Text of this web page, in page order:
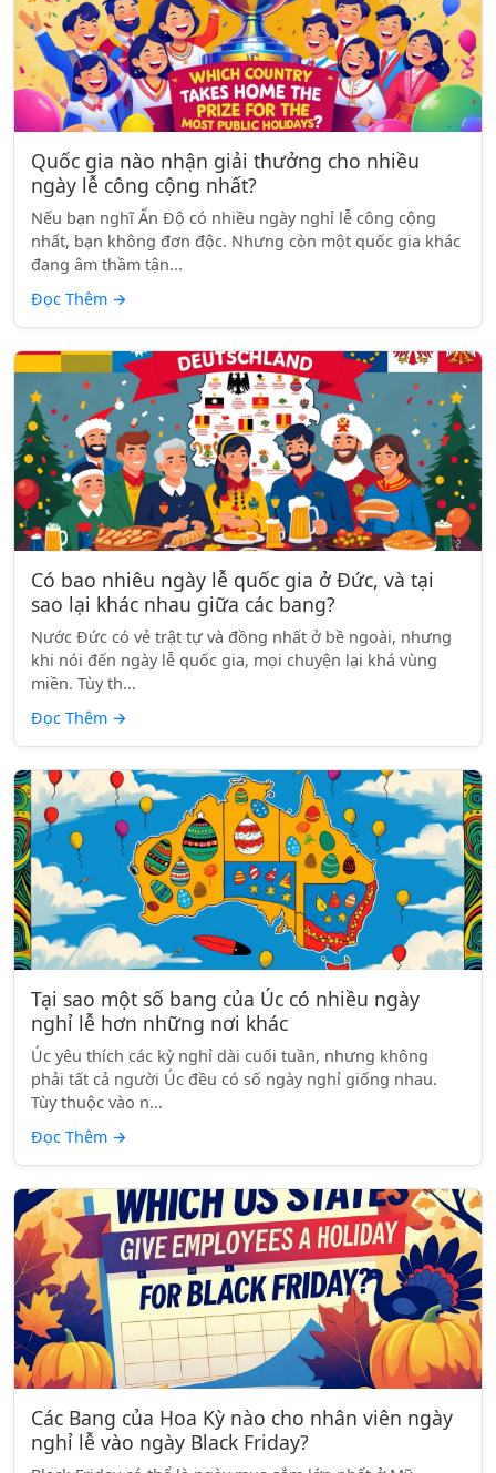
Quốc gia nào nhận giải thưởng cho nhiều
ngày lễ công cộng nhất?
Nếu bạn nghĩ Ấn Độ có nhiều ngày nghỉ lễ công cộng
nhất, bạn không đơn độc. Nhưng còn một quốc gia khác
đang âm thầm tận...
Đọc Thêm →
Có bao nhiêu ngày lễ quốc gia ở Đức, và tại
sao lại khác nhau giữa các bang?
Nước Đức có vẻ trật tự và đồng nhất ở bề ngoài, nhưng
khi nói đến ngày lễ quốc gia, mọi chuyện lại khá vùng
miền. Tùy th...
Đọc Thêm →
Tại sao một số bang của Úc có nhiều ngày
nghỉ lễ hơn những nơi khác
Úc yêu thích các kỳ nghỉ dài cuối tuần, nhưng không
phải tất cả người Úc đều có số ngày nghỉ giống nhau.
Tùy thuộc vào n...
Đọc Thêm →
Các Bang của Hoa Kỳ nào cho nhân viên ngày
nghỉ lễ vào ngày Black Friday?